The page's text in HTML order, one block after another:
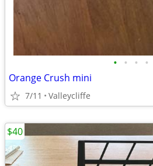
• • • •
Orange Crush mini
7/11 Valleycliffe
$40